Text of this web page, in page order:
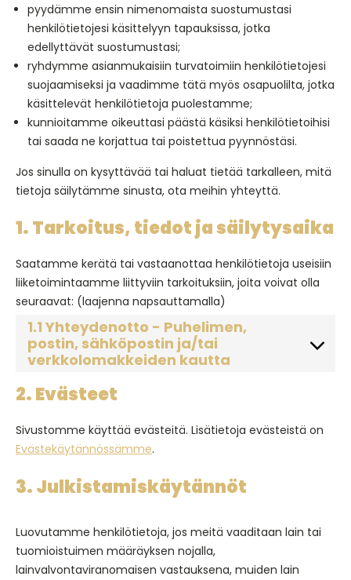
pyydämme ensin nimenomaista suostumustasi
henkilötietojesi käsittelyyn tapauksissa, jotka
edellyttävät suostumustasi;
ryhdymme asianmukaisiin turvatoimiin henkilötietojesi
suojaamiseksi ja vaadimme tätä myös osapuolilta, jotka
käsittelevät henkilötietoja puolestamme;
kunnioitamme oikeuttasi päästä käsiksi henkilötietoihisi
tai saada ne korjattua tai poistettua pyynnöstäsi.
Jos sinulla on kysyttävää tai haluat tietää tarkalleen, mitä
tietoja säilytämme sinusta, ota meihin yhteyttä.
1. Tarkoitus, tiedot ja säilytysaika
Saatamme kerätä tai vastaanottaa henkilötietoja useisiin
liiketoimintaamme liittyviin tarkoituksiin, joita voivat olla
seuraavat: (laajenna napsauttamalla)
1.1 Yhteydenotto - Puhelimen,
postin, sähköpostin ja/tai
verkkolomakkeiden kautta
2. Evästeet
Sivustomme käyttää evästeitä. Lisätietoja evästeistä on
Evästekäytännössämme.
3. Julkistamiskäytännöt
Luovutamme henkilötietoja, jos meitä vaaditaan lain tai
tuomioistuimen määräyksen nojalla,
lainvalvontaviranomaisen vastauksena, muiden lain